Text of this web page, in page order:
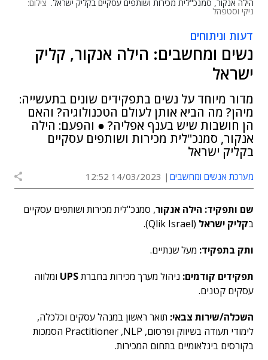
הילה אנקור, סמנכ"לית מכירות ושותפים עסקיים בקליק ישראל. צילום:
ניקי וסטפהל
דעות וניתוחים
נשים ומחשבים: הילה אנקור, קליק
ישראל
מדור מיוחד על נשים בתפקידים שונים בתעשייה:
מיהן? מה הביא אותן לעולם הטכנולוגיה? והאם
הן חושבות שיש בענף אפליה? ● והפעם: הילה
אנקור, סמנכ"לית מכירות ושותפים עסקיים
בקליק ישראל
מערכת אנשים ומחשבים 14/03/2023 12:52
שם ותפקיד: הילה אנקור, סמנכ"לית מכירות ושותפים עסקיים
בקליק ישראל (Qlik Israel).
ותק בתפקיד: מעל שנתיים.
תפקידים קודמים: ניהול מערך מכירות בחברתUPS ומלווה
עסקים קטנים.
השכלה/שירות צבאי: תואר ראשון במנהל עסקים וכלכלה,
לימודי תעודה בשיווק ופרסום, Practitioner ,NLP הסמכות
בקורסים בינלאומיים בתחום המכירות.